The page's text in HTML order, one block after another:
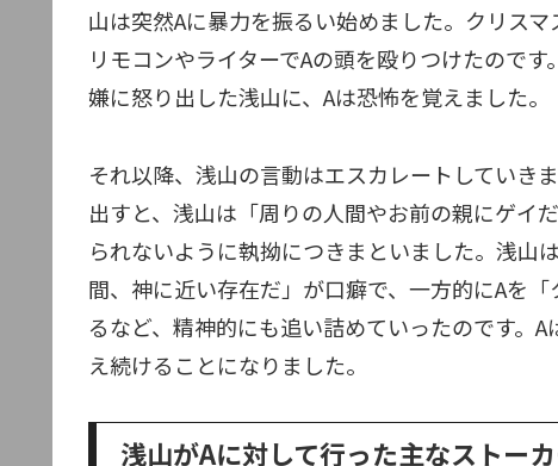
山は突然Aに暴力を振るい始めました。クリス
リモコンやライターでAの頭を殴りつけたので
嫌に怒り出した浅山に、Aは恐怖を覚えました。
それ以降、浅山の言動はエスカレートしていき
出すと、浅山は「周りの人間やお前の親にゲイ
られないように執拗につきまといました。浅山
間、神に近い存在だ」が口癖で、一方的にAを
るなど、精神的にも追い詰めていったのです。
え続けることになりました。
浅山がAに対して行った主なストー